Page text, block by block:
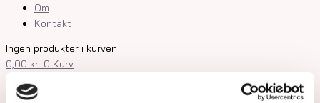
Om
Kontakt
Ingen produkter i kurven
0,00 kr. 0 Kurv